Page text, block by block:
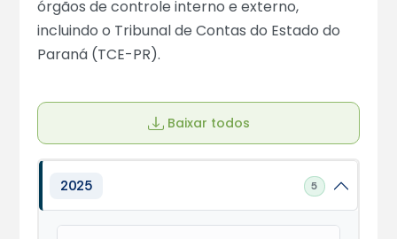
órgãos de controle interno e externo,
incluindo o Tribunal de Contas do Estado do
Paraná (TCE-PR).
Baixar todos
2025 5